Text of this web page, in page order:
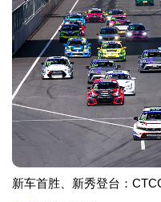
新车首胜、新秀登台：